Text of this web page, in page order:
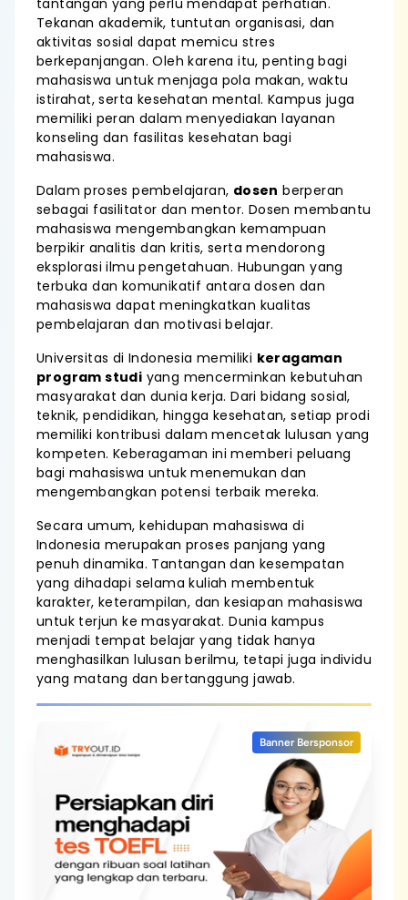
tantangan yang perlu mendapat perhatian.
Tekanan akademik, tuntutan organisasi, dan
aktivitas sosial dapat memicu stres
berkepanjangan. Oleh karena itu, penting bagi
mahasiswa untuk menjaga pola makan, waktu
istirahat, serta kesehatan mental. Kampus juga
memiliki peran dalam menyediakan layanan
konseling dan fasilitas kesehatan bagi
mahasiswa.
Dalam proses pembelajaran, dosen berperan
sebagai fasilitator dan mentor. Dosen membantu
mahasiswa mengembangkan kemampuan
berpikir analitis dan kritis, serta mendorong
eksplorasi ilmu pengetahuan. Hubungan yang
terbuka dan komunikatif antara dosen dan
mahasiswa dapat meningkatkan kualitas
pembelajaran dan motivasi belajar.
Universitas di Indonesia memiliki keragaman
program studi yang mencerminkan kebutuhan
masyarakat dan dunia kerja. Dari bidang sosial,
teknik, pendidikan, hingga kesehatan, setiap prodi
memiliki kontribusi dalam mencetak lulusan yang
kompeten. Keberagaman ini memberi peluang
bagi mahasiswa untuk menemukan dan
mengembangkan potensi terbaik mereka.
Secara umum, kehidupan mahasiswa di
Indonesia merupakan proses panjang yang
penuh dinamika. Tantangan dan kesempatan
yang dihadapi selama kuliah membentuk
karakter, keterampilan, dan kesiapan mahasiswa
untuk terjun ke masyarakat. Dunia kampus
menjadi tempat belajar yang tidak hanya
menghasilkan lulusan berilmu, tetapi juga individu
yang matang dan bertanggung jawab.
Banner Bersponsor